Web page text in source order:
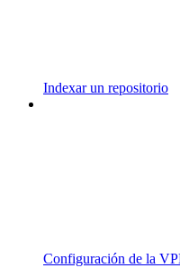
Indexar un repositorio
Configuración de la